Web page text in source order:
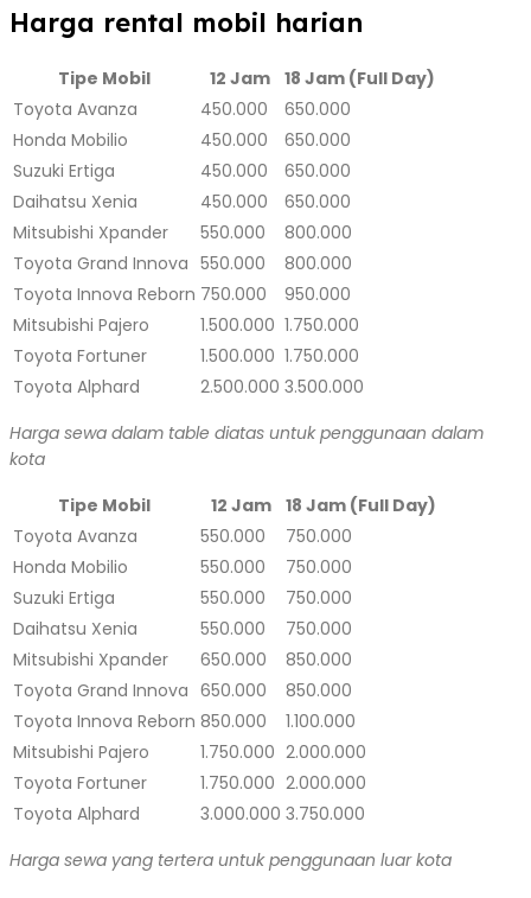
Harga rental mobil harian
Tipe Mobil 12 Jam 18 Jam (Full Day)
Toyota Avanza
450.000
650.000
Honda Mobilio
450.000
650.000
Suzuki Ertiga
450.000
650.000
Daihatsu Xenia
450.000
650.000
Mitsubishi Xpander
550.000
800.000
Toyota Grand Innova 550.000
800.000
Toyota Innova Reborn 750.000
950.000
Mitsubishi Pajero
1.500.000 1.750.000
Toyota Fortuner
1.500.000 1.750.000
Toyota Alphard
2.500.000 3.500.000
Harga sewa dalam table diatas untuk penggunaan dalam
kota
Tipe Mobil
12 Jam
18 Jam (Full Day)
Toyota Avanza
550.000
750.000
Honda Mobilio
550.000
750.000
Suzuki Ertiga
550.000
750.000
Daihatsu Xenia
550.000
750.000
Mitsubishi Xpander
650.000
850.000
Toyota Grand Innova 650.000
850.000
Toyota Innova Reborn 850.000
1.100.000
Mitsubishi Pajero
1.750.000 2.000.000
Toyota Fortuner
1.750.000 2.000.000
Toyota Alphard
3.000.000 3.750.000
Harga sewa yang tertera untuk penggunaan luar kota